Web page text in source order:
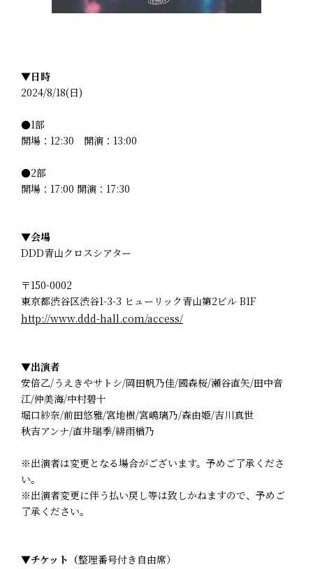
▼日時
2024/8/18(日)
●1部
開場：12:30 開演：13:00
●2部
開場：17:00 開演：17:30
▼会場
DDD青山クロスシアター
〒150-0002
東京都渋谷区渋谷1-3-3 ヒューリック青山第2ビル B1F
http://www.ddd-hall.com/access/
▼出演者
安倍乙/うえきやサトシ/岡田帆乃佳/國森桜/瀬谷直矢/田中音
江/仲美海/中村碧十
堀口紗奈/前田悠雅/宮地樹/宮嶋璃乃/森由姫/吉川真世
秋吉アンナ/直井瑞季/緋雨楢乃
※出演者は変更となる場合がございます。予めご了承くださ
い。
※出演者変更に伴う払い戻し等は致しかねますので、予めご
了承ください。
▼チケット（整理番号付き自由席）